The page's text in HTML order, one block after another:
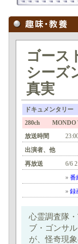
ゴース
シーズ
真実
ドキュメンタリー
280ch MONDO
放送時間
出演者、他
再放送
6/6
» 番
» 録
心霊調査隊
ブ・ゴンサ
が、怪奇現